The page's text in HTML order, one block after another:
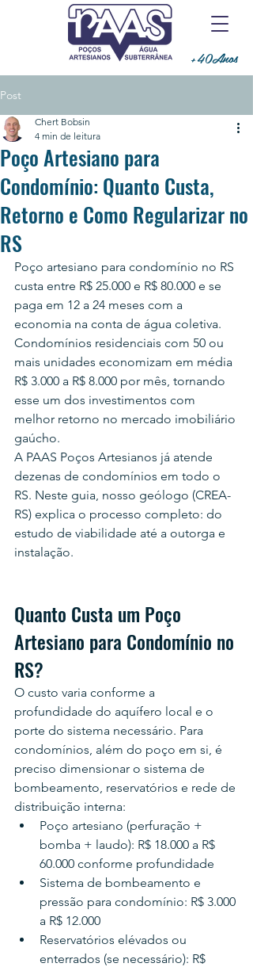
+40Anos
Post
Poço Artesiano para
Condomínio: Quanto Custa,
Retorno e Como Regularizar no
RS
Chert Bobsin
4 min de leitura
Poço artesiano para condomínio no RS
custa entre R$ 25.000 e R$ 80.000 e se
paga em 12 a 24 meses com a
economia na conta de água coletiva.
Condomínios residenciais com 50 ou
mais unidades economizam em média
R$ 3.000 a R$ 8.000 por mês, tornando
esse um dos investimentos com
melhor retorno no mercado imobiliário
gaúcho.
A PAAS Poços Artesianos já atende
dezenas de condomínios em todo o
RS. Neste guia, nosso geólogo (CREA-
RS) explica o processo completo: do
estudo de viabilidade até a outorga e
instalação.
Quanto Custa um Poço
Artesiano para Condomínio no
RS?
O custo varia conforme a
profundidade do aquífero local e o
porte do sistema necessário. Para
condomínios, além do poço em si, é
preciso dimensionar o sistema de
bombeamento, reservatórios e rede de
distribuição interna:
Poço artesiano (perfuração +
bomba + laudo): R$ 18.000 a R$
60.000 conforme profundidade
Sistema de bombeamento e
pressão para condomínio: R$ 3.000
a R$ 12.000
Reservatórios elévados ou
enterrados (se necessário): R$